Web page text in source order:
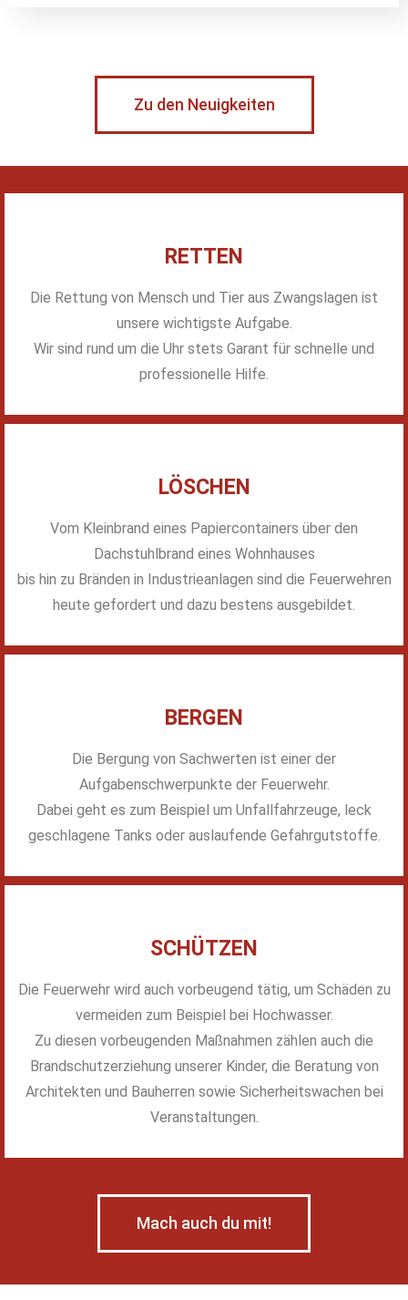
Zu den Neuigkeiten
RETTEN
Die Rettung von Mensch und Tier aus Zwangslagen ist
unsere wichtigste Aufgabe.
Wir sind rund um die Uhr stets Garant für schnelle und
professionelle Hilfe.
LÖSCHEN
Vom Kleinbrand eines Papiercontainers über den
Dachstuhlbrand eines Wohnhauses
bis hin zu Bränden in Industrieanlagen sind die Feuerwehren
heute gefordert und dazu bestens ausgebildet.
BERGEN
Die Bergung von Sachwerten ist einer der
Aufgabenschwerpunkte der Feuerwehr.
Dabei geht es zum Beispiel um Unfallfahrzeuge, leck
geschlagene Tanks oder auslaufende Gefahrgutstoffe.
SCHÜTZEN
Die Feuerwehr wird auch vorbeugend tätig, um Schäden zu
vermeiden zum Beispiel bei Hochwasser.
Zu diesen vorbeugenden Maßnahmen zählen auch die
Brandschutzerziehung unserer Kinder, die Beratung von
Architekten und Bauherren sowie Sicherheitswachen bei
Veranstaltungen.
Mach auch du mit!